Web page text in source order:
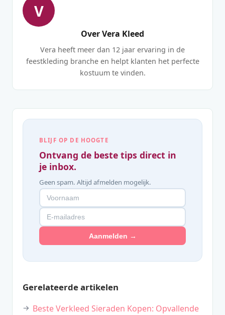
V
Over Vera Kleed
Vera heeft meer dan 12 jaar ervaring in de
feestkleding branche en helpt klanten het perfecte
kostuum te vinden.
BLIJF OP DE HOOGTE
Ontvang de beste tips direct in
je inbox.
Geen spam. Altijd afmelden mogelijk.
Aanmelden →
Gerelateerde artikelen
Beste Verkleed Sieraden Kopen: Opvallende